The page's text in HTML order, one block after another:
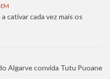
cativar cada vez mais os
Algarve convida Tutu Puoane